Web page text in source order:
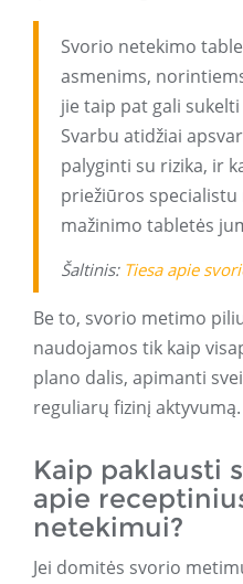
Svorio netekimo
asmenims,
jie taip pat gali
Svarbu atidžiai
palyginti su rizika, ir
priežiūros
mažinimo tabletės
Šaltinis: Tiesa apie
Be to, svorio metimo
naudojamos tik kaip
plano dalis, apimanti
reguliarų fizinį aktyvumą.
Kaip paklausti
apie
netekimui?
Jei domitės svorio